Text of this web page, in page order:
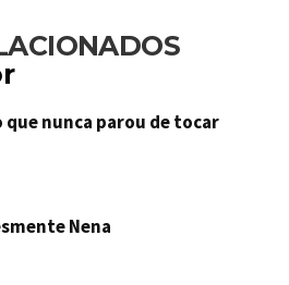
que nunca parou de tocar
Nena